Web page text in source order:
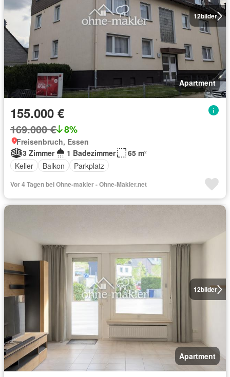
12bilder
Apartment
155.000 €
169.000 € 8%
Freisenbruch, Essen
3 Zimmer
1 Badezimmer
65 m²
Keller
Balkon Parkplatz
Vor 4 Tagen bei Ohne-makler - Ohne-Makler.net
12bilder
Apartment